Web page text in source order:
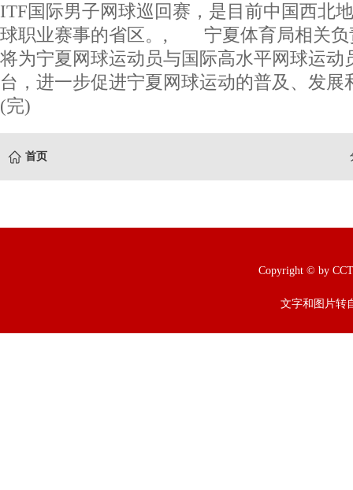
ITF国际男子网球巡回赛，是目前中国西北
球职业赛事的省区。, 宁夏体育局相关负
将为宁夏网球运动员与国际高水平网球运动
台，进一步促进宁夏网球运动的普及、发展
(完)
首页
Copyright © by
文字和图片转